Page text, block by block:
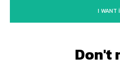
I WANT
Don't